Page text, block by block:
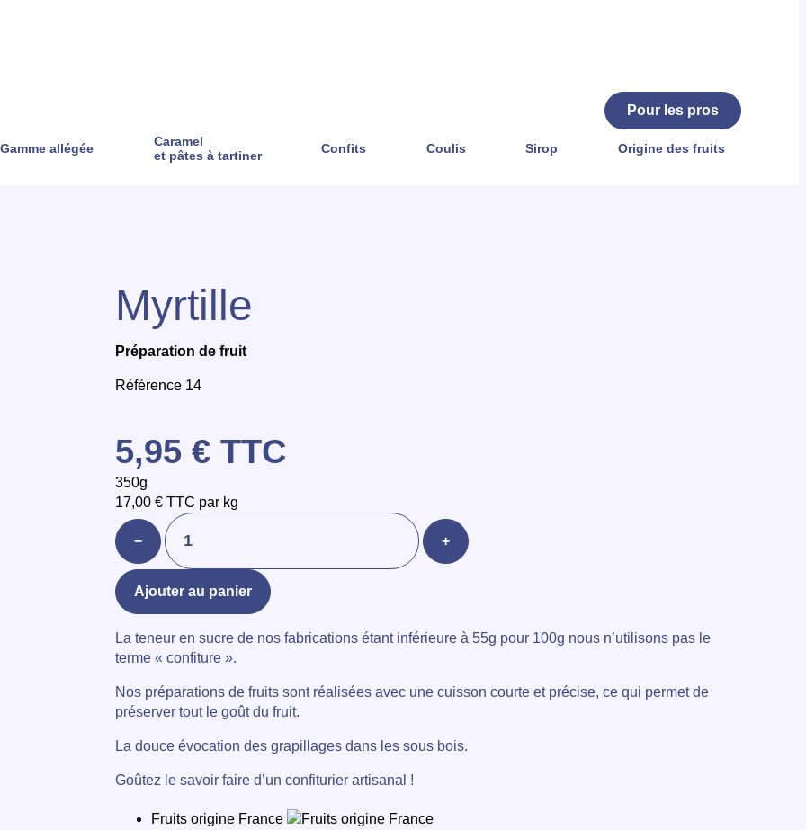
Pour les pros
Gamme allégée
Caramel
et pâtes à tartiner
Confits Coulis Sirop Origine des fruits
Myrtille
Préparation de fruit
Référence 14
5,95 € TTC
350g
17,00 € TTC par kg
− +
Ajouter au panier
La teneur en sucre de nos fabrications étant inférieure à 55g pour 100g nous n’utilisons pas le
terme « confiture ».
Nos préparations de fruits sont réalisées avec une cuisson courte et précise, ce qui permet de
préserver tout le goût du fruit.
La douce évocation des grapillages dans les sous bois.
Goûtez le savoir faire d’un confiturier artisanal !
Fruits origine France